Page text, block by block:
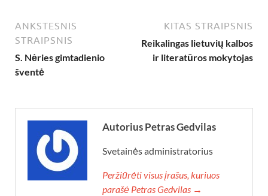
ANKSTESNIS
STRAIPSNIS
S. Nėries gimtadienio
šventė
KITAS STRAIPSNIS
Reikalingas lietuvių kalbos
ir literatūros mokytojas
Autorius Petras Gedvilas
Svetainės administratorius
Peržiūrėti visus įrašus, kuriuos
parašė Petras Gedvilas →